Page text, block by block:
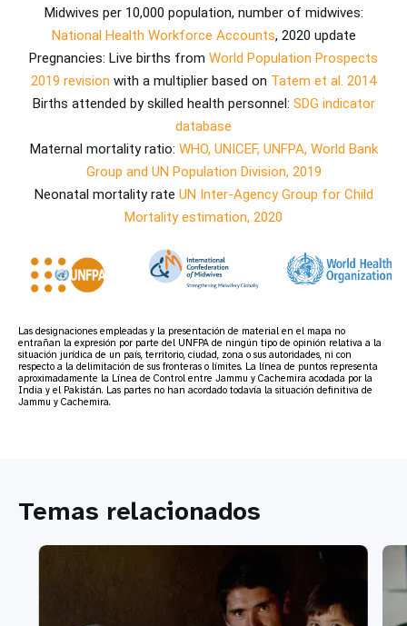
Midwives per 10,000 population, number of midwives:
National Health Workforce Accounts, 2020 update
Pregnancies: Live births from World Population Prospects
2019 revision with a multiplier based on Tatem et al. 2014
Births attended by skilled health personnel: SDG indicator
database
Maternal mortality ratio: WHO, UNICEF, UNFPA, World Bank
Group and UN Population Division, 2019
Neonatal mortality rate UN Inter-Agency Group for Child
Mortality estimation, 2020
Las designaciones empleadas y la presentación de material en el mapa no
entrañan la expresión por parte del UNFPA de ningún tipo de opinión relativa a la
situación jurídica de un país, territorio, ciudad, zona o sus autoridades, ni con
respecto a la delimitación de sus fronteras o límites. La línea de puntos representa
aproximadamente la Línea de Control entre Jammu y Cachemira acodada por la
India y el Pakistán. Las partes no han acordado todavía la situación definitiva de
Jammu y Cachemira.
Temas relacionados